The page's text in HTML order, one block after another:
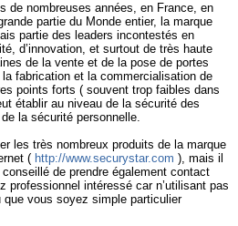
de nombreuses années, en France, en
partie du Monde entier, la marque
partie des leaders incontestés en
d’innovation, et surtout de très haute
de la vente et de la pose de portes
fabrication et la commercialisation de
points forts ( souvent trop faibles dans
établir au niveau de la sécurité des
la sécurité personnelle.
les très nombreux produits de la marque
( http://www.securystar.com ), mais il
de prendre également contact
professionnel intéressé car n’utilisant pas
vous soyez simple particulier